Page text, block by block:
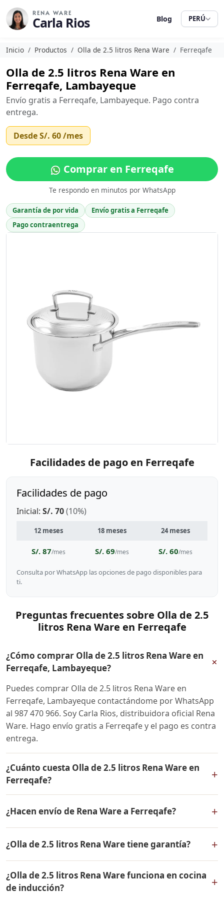
RENA WARE
Carla Rios Blog PERÚ
Inicio Productos Olla de 2.5 litros Rena Ware Ferreqafe
Olla de 2.5 litros Rena Ware en
Ferreqafe, Lambayeque
Envío gratis a Ferreqafe, Lambayeque. Pago contra
entrega.
DesdeS/. 60/mes
Comprar en Ferreqafe
Te respondo en minutos por WhatsApp
Garantía de por vida
Envío gratis a Ferreqafe
Pago contraentrega
Facilidades de pago en Ferreqafe
Facilidades de pago
Inicial: S/. 70(10%)
12 meses 18 meses 24 meses
S/. 87/mes S/. 69/mes S/. 60/mes
Consulta por WhatsApp las opciones de pago disponibles para
ti.
Preguntas frecuentes sobre Olla de 2.5
litros Rena Ware en Ferreqafe
¿Cómo comprar Olla de 2.5 litros Rena Ware en
Ferreqafe, Lambayeque?
+
Puedes comprar Olla de 2.5 litros Rena Ware en
Ferreqafe, Lambayeque contactándome por WhatsApp
al 987 470 966. Soy Carla Rios, distribuidora oficial Rena
Ware. Hago envío gratis a Ferreqafe y el pago es contra
entrega.
¿Cuánto cuesta Olla de 2.5 litros Rena Ware en
Ferreqafe?
+
todo el Perú. Contáctame por WhatsApp para conocer
el precio actual, promociones disponibles y facilidades
de pago en cuotas desde el 10% de inicial.
¿Hacen envío de Rena Ware a Ferreqafe? +
a Ferreqafe, Lambayeque y a todo el Perú. El pago es
contra entrega.
¿Olla de 2.5 litros Rena Ware tiene garantía? +
vida contra defectos de fabricación. Todos los
productos Rena Ware están fabricados en acero
¿Olla de 2.5 litros Rena Ware funciona en cocina
de inducción?
+